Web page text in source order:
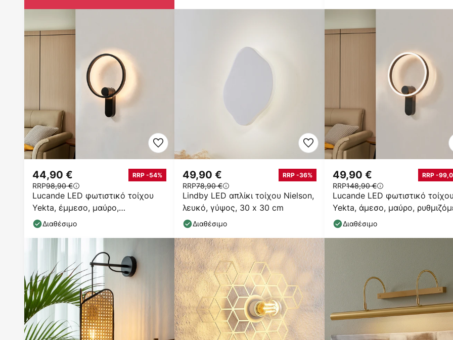
Lucande LED φωτιστικό τοίχου
Yekta, έμμεσο, μαύρο,
ρυθμιζόμενο
44,90 € RRP -54%
RRP98,90 €
Διαθέσιμο
Lindby LED απλίκι τοίχου Nielson,
λευκό, γύψος, 30 x 30 cm
49,90 € RRP -36%
RRP78,90 €
Διαθέσιμο
Lucande LED φωτιστικό
Yekta, άμεσο, μαύρο,
49,90 € RRP -
RRP148,90 €
Διαθέσιμο